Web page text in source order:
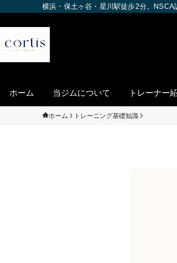
横浜・保土ヶ谷・星川駅徒歩2分。NSCA
ホーム 当ジムについて トレーナー
ホーム トレーニング基礎知識